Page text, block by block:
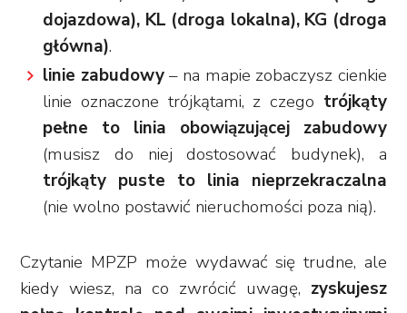
dojazdowa), KL (droga lokalna), KG (droga
główna).
linie zabudowy– na mapie zobaczysz cienkie
linie oznaczone trójkątami, z czego trójkąty
pełne to linia obowiązującej zabudowy
(musisz do niej dostosować budynek), a
trójkąty puste to linia nieprzekraczalna
(nie wolno postawić nieruchomości poza nią).
Czytanie MPZP może wydawać się trudne, ale
kiedy wiesz, na co zwrócić uwagę, zyskujesz